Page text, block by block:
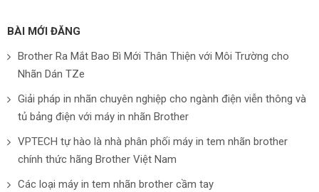
BÀI MỚI ĐĂNG
Brother Ra Mắt Bao Bì Mới Thân Thiện với Môi Trường cho
Nhãn Dán TZe
Giải pháp in nhãn chuyên nghiệp cho ngành điện viễn thông và
tủ bảng điện với máy in nhãn Brother
VPTECH tự hào là nhà phân phối máy in tem nhãn brother
chính thức hãng Brother Việt Nam
Các loại máy in tem nhãn brother cầm tay